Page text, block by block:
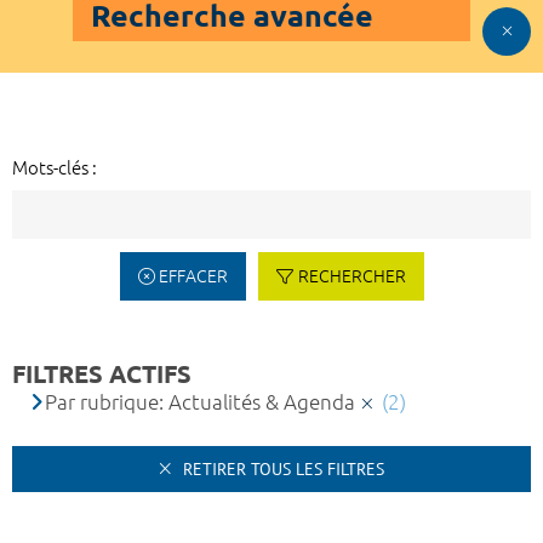
Recherche avancée
Mots-clés :
EFFACER RECHERCHER
FILTRES ACTIFS
Par rubrique: Actualités & Agenda (2)
RETIRER TOUS LES FILTRES